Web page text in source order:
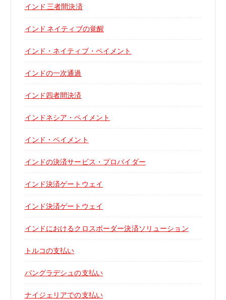
インド 三者間決済
インド ネイティブの覚醒
インド・ネイティブ・ペイメント
インドの一次通過
インド四者間決済
インドネシア・ペイメント
インド・ペイメント
インドの決済サービス・プロバイダー
インド決済ゲートウェイ
インド決済ゲートウェイ
インドにおけるクロスボーダー決済ソリューション
トルコの支払い
バングラデシュの支払い
ナイジェリアでの支払い